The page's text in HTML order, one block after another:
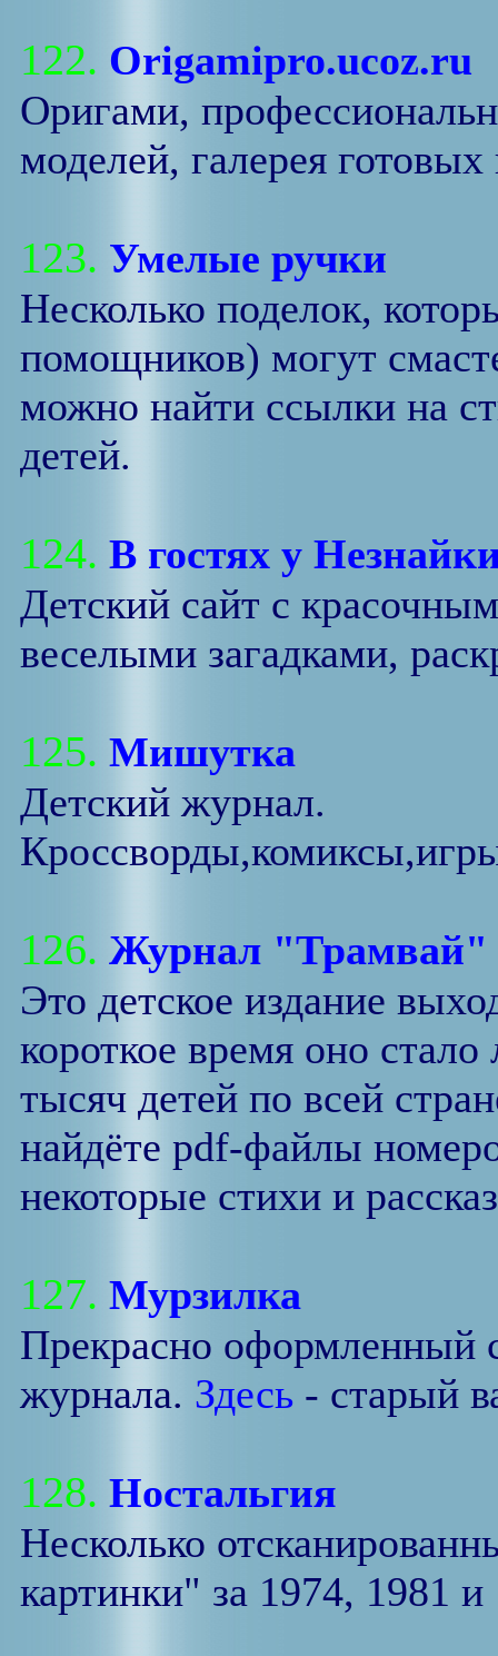
122. Origamipro.ucoz.ru
Оригами,
моделей, галерея готовых
123. Умелые ручки
Несколько поделок,
помощников) могут
можно найти ссылки на
детей.
124. В гостях у
Детский сайт с
веселыми загадками,
125. Мишутка
Детский журнал.
126. Журнал "Трамвай"
Это детское издание
короткое время оно
тысяч детей по всей
найдёте pdf-файлы
некоторые стихи и
127. Мурзилка
Прекрасно оформленный
журнала. Здесь - старый
128. Ностальгия
Несколько
картинки" за 1974, 1981 и